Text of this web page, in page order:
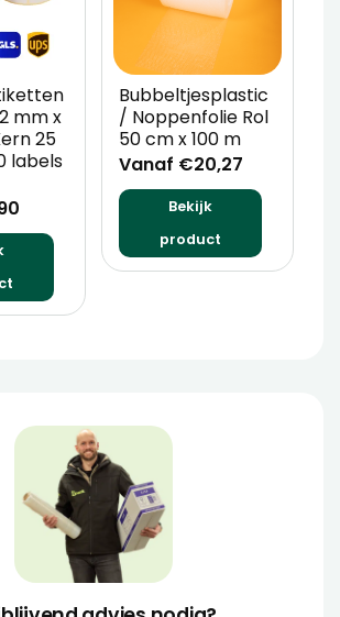
mm x
25
labels
Bubbeltjesplastic
/ Noppenfolie Rol
50 cm x 100 m
Vanaf €20,27
Bekijk
product